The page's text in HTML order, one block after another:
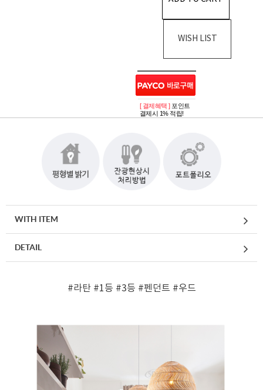
WISH LIST
페이코 ID로 페
PAYCO 바로구매
[ 결제혜택 ] 포인트
결제시 1% 적립!
WITH ITEM
DETAIL
#라탄 #1등 #3등 #펜던트 #우드